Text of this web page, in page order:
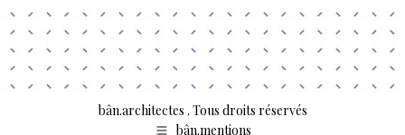
bân.architectes . Tous droits réservés
bân.mentions